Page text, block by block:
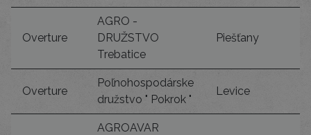
Overture
AGRO -
DRUŽSTVO
Trebatice
Piešťany
Overture
Poľnohospodárske
družstvo " Pokrok "
Levice
AGROAVAR